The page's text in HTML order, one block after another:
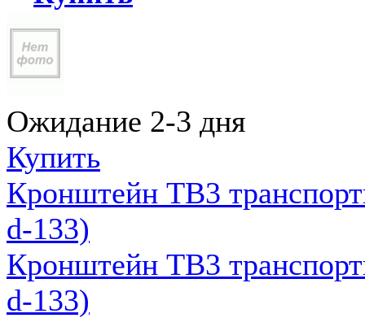
Ожидание 2-3 дня
Купить
Кронштейн ТВ3
d-133)
Кронштейн ТВ3
d-133)